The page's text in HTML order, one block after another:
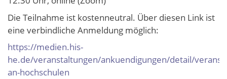
Die Teilnahme ist kostenneutral. Über diesen Link ist
eine verbindliche Anmeldung möglich:
https://medien.his-
he.de/veranstaltungen/ankuendigungen/detail/
an-hochschulen